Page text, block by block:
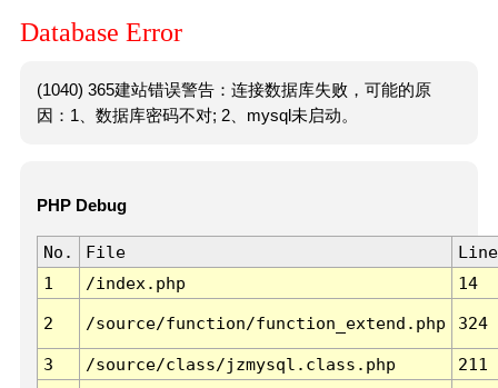
Database Error
(1040) 365建站错误警告：连接数据库失败，可能的原
因：1、数据库密码不对; 2、mysql未启动。
PHP Debug
No. File
Line
1
/index.php 14
2 /source/function/function_extend.php 324
3 /source/class/jzmysql.class.php
211